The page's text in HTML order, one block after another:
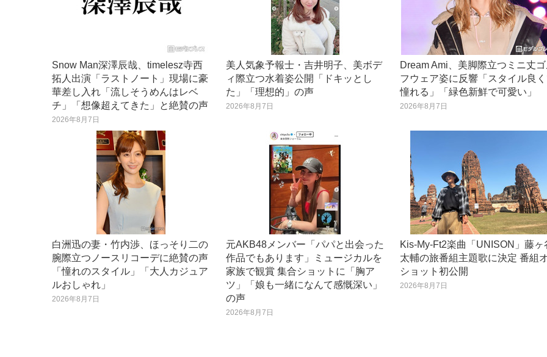
Snow Man深澤辰哉、timelesz寺西
拓人出演「ラストノート」現場に豪
華差し入れ「流しそうめんはレベ
チ」「想像超えてきた」と絶賛の声
2026年8月7日
美人気象予報士・吉井明子、美ボデ
ィ際立つ水着姿公開「ドキッとし
た」「理想的」の声
2026年8月7日
Dream Ami、美脚際立つミニ丈
フウェア姿に反響「スタイル良
憧れる」「緑色新鮮で可愛い」
2026年8月7日
白洲迅の妻・竹内渉、ほっそり二の
腕際立つノースリコーデに絶賛の声
「憧れのスタイル」「大人カジュア
ルおしゃれ」
2026年8月7日
元AKB48メンバー「パパと出会った
作品でもあります」ミュージカルを
家族で観賞 集合ショットに「胸ア
ツ」「娘も一緒になんて感慨深い」
の声
2026年8月7日
Kis-My-Ft2楽曲「UNISON」藤ヶ
太輔の旅番組主題歌に決定 番組
ショット初公開
2026年8月7日